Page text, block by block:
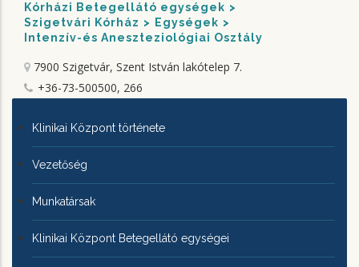
Kórházi Betegellátó egységek
Szigetvári Kórház
Egységek
Intenzív-és Aneszteziológiai Osztály
7900 Szigetvár, Szent István lakótelep 7.
+36-73-500500, 266
KLINIKAI
KÖZPONTRÓL
Klinikai Központ története
Vezetőség
Munkatársak
Klinikai Központ Betegellátó egységei